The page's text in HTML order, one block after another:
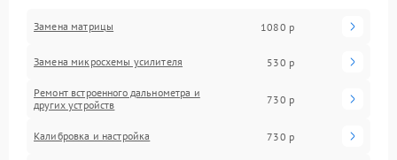
Замена матрицы 1080 р
Замена микросхемы усилителя 530 р
Ремонт встроенного дальнометра и
других устройств
730 р
Калибровка и настройка 730 р